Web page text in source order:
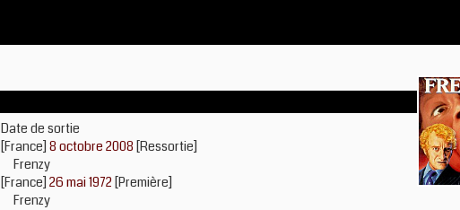
Date de sortie
[France]8 octobre 2008 [Ressortie]
Frenzy
[France]26 mai 1972 [Première]
Frenzy